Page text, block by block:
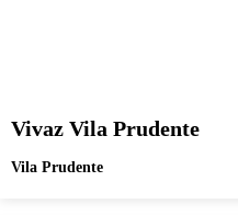
Vivaz Vila Prudente
Vila Prudente